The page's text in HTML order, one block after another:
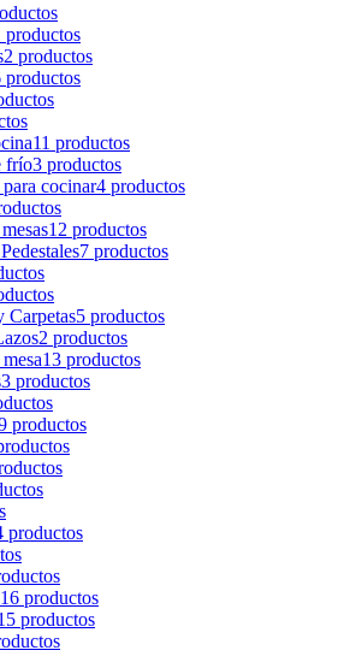
productos
2 productos
productos
11 productos
frío3 productos
cocinar4 productos
12 productos
7 productos
Carpetas5 productos
2 productos
13 productos
3 productos
productos
productos
16 productos
productos